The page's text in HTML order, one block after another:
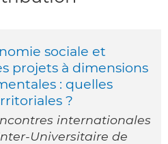
sociale et
projets à dimensions
: quelles
?
internationales
Universitaire de